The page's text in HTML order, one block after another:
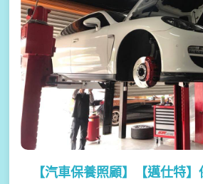
【汽車保養照顧】
【邁仕特